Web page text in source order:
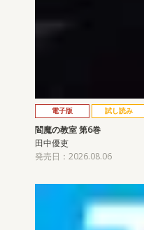
電子版 試し読み
閻魔の教室 第6巻
田中優吏
発売日：2026.08.06